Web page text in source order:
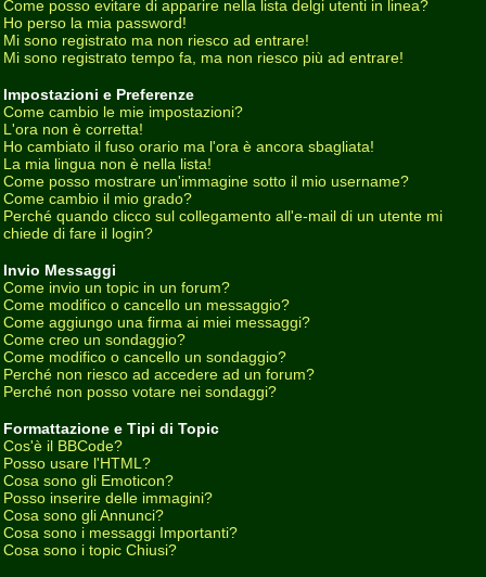
Come posso evitare di apparire nella lista delgi utenti in linea?
Ho perso la mia password!
Mi sono registrato ma non riesco ad entrare!
Mi sono registrato tempo fa, ma non riesco più ad entrare!
Impostazioni e Preferenze
Come cambio le mie impostazioni?
L'ora non è corretta!
Ho cambiato il fuso orario ma l'ora è ancora sbagliata!
La mia lingua non è nella lista!
Come posso mostrare un'immagine sotto il mio username?
Come cambio il mio grado?
Perché quando clicco sul collegamento all'e-mail di un utente mi
chiede di fare il login?
Invio Messaggi
Come invio un topic in un forum?
Come modifico o cancello un messaggio?
Come aggiungo una firma ai miei messaggi?
Come creo un sondaggio?
Come modifico o cancello un sondaggio?
Perché non riesco ad accedere ad un forum?
Perché non posso votare nei sondaggi?
Formattazione e Tipi di Topic
Cos'è il BBCode?
Posso usare l'HTML?
Cosa sono gli Emoticon?
Posso inserire delle immagini?
Cosa sono gli Annunci?
Cosa sono i messaggi Importanti?
Cosa sono i topic Chiusi?